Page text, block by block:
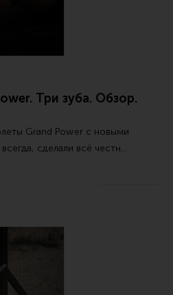
Три зуба. Обзор.
Grand Power с новыми
сделали всё честн…